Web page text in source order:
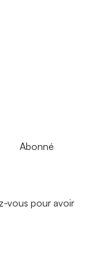
Abonné
vous pour avoir